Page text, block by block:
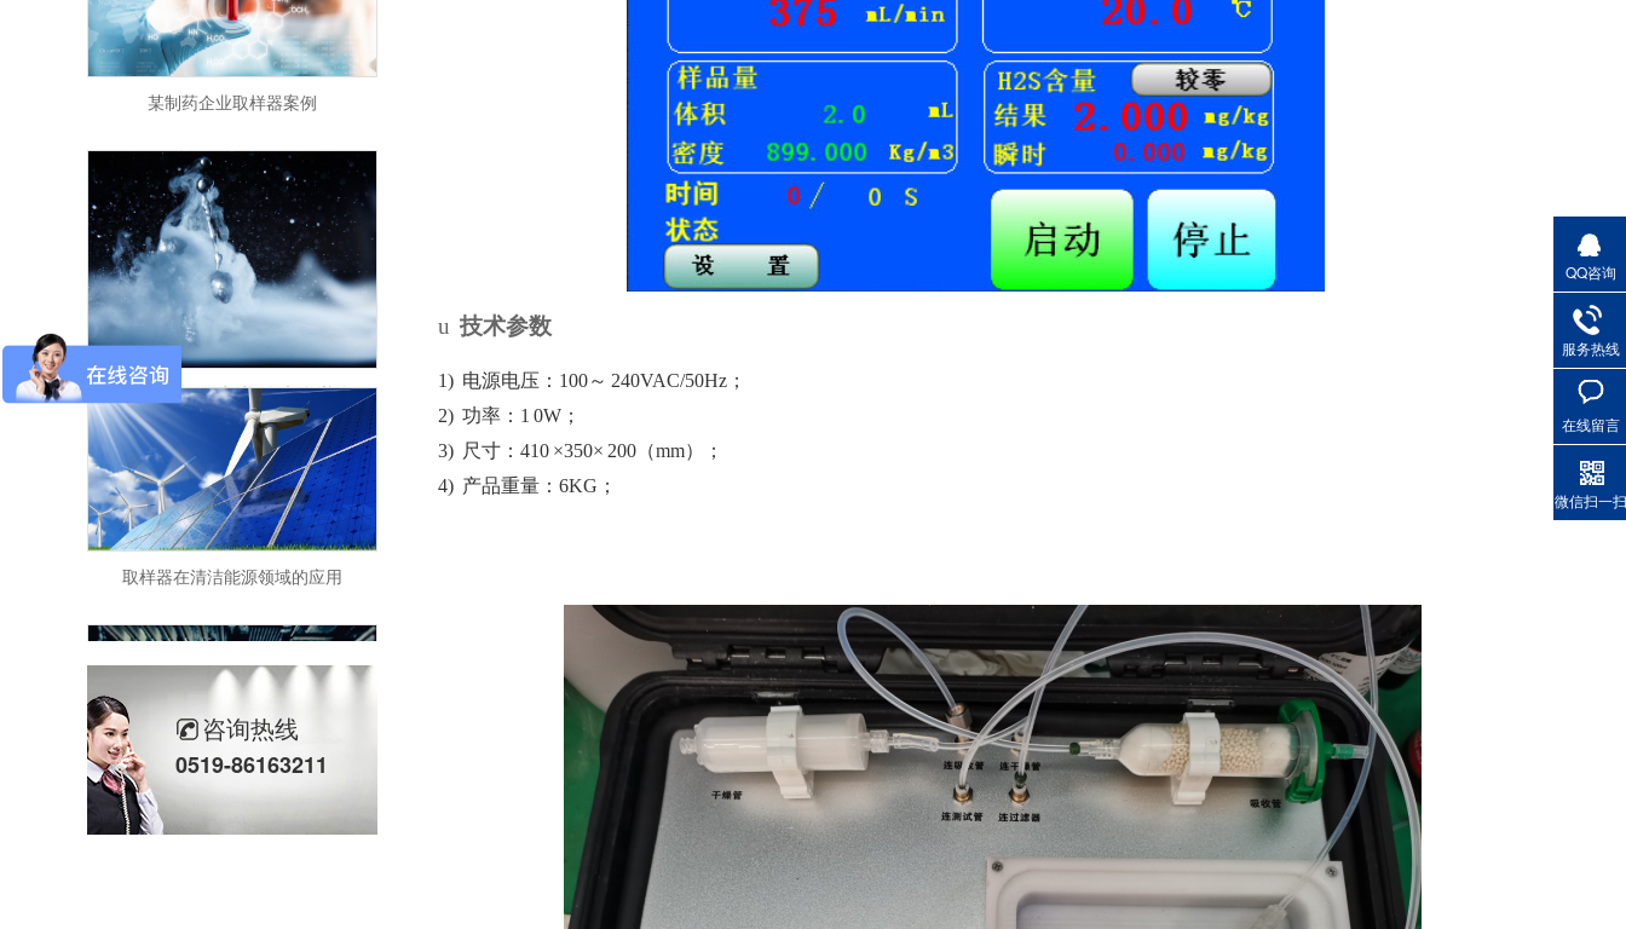
u 技术参数
1) 电源电压： 100～ 240VAC/50Hz；
2) 功率： 1 0W；
3) 尺寸： 410 ×350× 200 （mm）；
4) 产品重量： 6KG；
某制药企业取样器案例
如何合理配用在线过程气相色谱分析仪的各种气体
取样器在清洁能源领域的应用
在线过程气相色谱仪气路系统中辅助器漏气的主要部件有哪些
咨询热线
0519-86163211
QQ咨询
服务热线
在线留言
微信扫一扫